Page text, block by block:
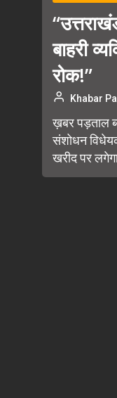
बाहरी
रोक!”
Khabar
ख़बर पड़ताल
संशोधन विधेयक
खरीद पर